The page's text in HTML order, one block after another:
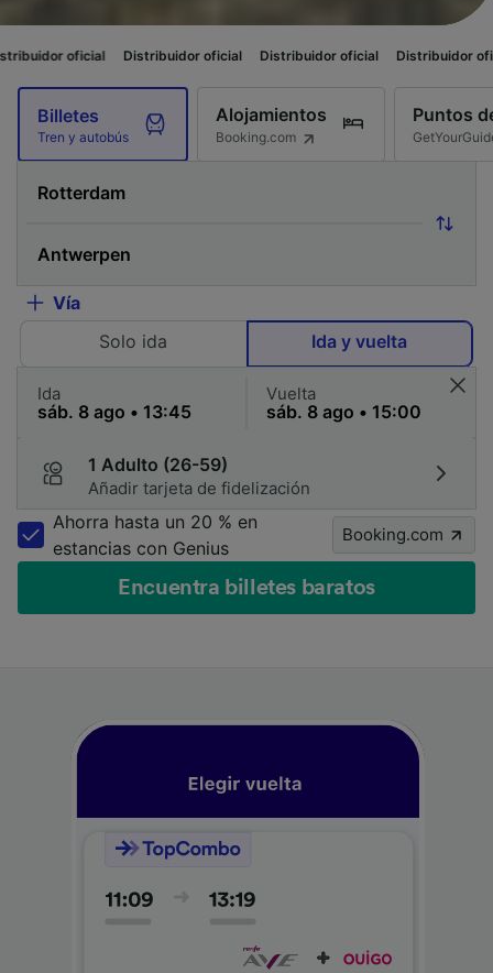
Distribuidor oficial Distribuidor oficial Distribuidor oficial
Billetes
Tren y autobús
Alojamientos
Booking.com
Puntos
Vía
Solo ida
Ida y vuelta
Ida Vuelta
1 Adulto (26-59)
Añadir tarjeta de fidelización
Ahorra hasta un 20 % en
estancias con Genius
Booking.com
Encuentra billetes baratos